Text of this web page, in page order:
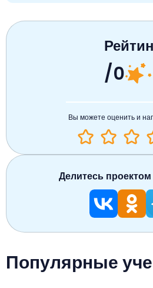
Популярные
/0
Вы можете оценить и
Делитесь